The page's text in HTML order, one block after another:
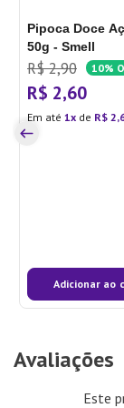
Pipoca Doce
50g - Smell
R$ 2,90 10%
R$ 2,60
Em até 1 de R$ 2,
Adicionar ao
Avaliações
Este